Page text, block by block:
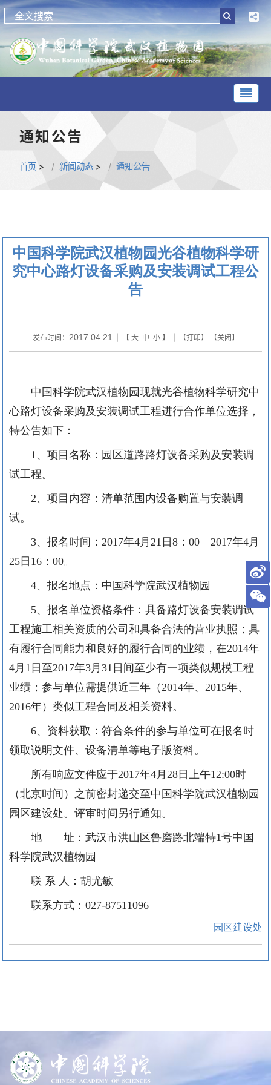
通知公告
首页 > 新闻动态 > 通知公告
中国科学院武汉植物园光谷植物科学研
究中心路灯设备采购及安装调试工程公
告
发布时间： 2017.04.21 | 【 大 中 小】 | 【打印】 【关闭】
中国科学院武汉植物园现就光谷植物科学研究中
心路灯设备采购及安装调试工程进行合作单位选择，
特公告如下：
1 、项目名称：园区道路路灯设备采购及安装调
试工程。
2、项目内容：清单范围内设备购置与安装调
试。
3、报名时间： 2017年4 月 21 日8 ： 00—2017年4 月
25日 16 ： 00。
4、报名地点：中国科学院武汉植物园
5、报名单位资格条件：具备路灯设备安装调试
工程施工相关资质的公司和具备合法的营业执照；具
有履行合同能力和良好的履行合同的业绩，在2014年
4 月 1 日至2017年3 月 31 日间至少有一项类似规模工程
业绩；参与单位需提供近三年（ 2014年、 2015年、
2016年）类似工程合同及相关资料。
6、资料获取：符合条件的参与单位可在报名时
领取说明文件、设备清单等电子版资料。
所有响应文件应于2017年4 月 28日上午12:00时
（北京时间）之前密封递交至中国科学院武汉植物园
园区建设处。评审时间另行通知。
地 址：武汉市洪山区鲁磨路北端特1号中国
科学院武汉植物园
联 系 人：胡尤敏
联系方式： 027-87511096
园区建设处